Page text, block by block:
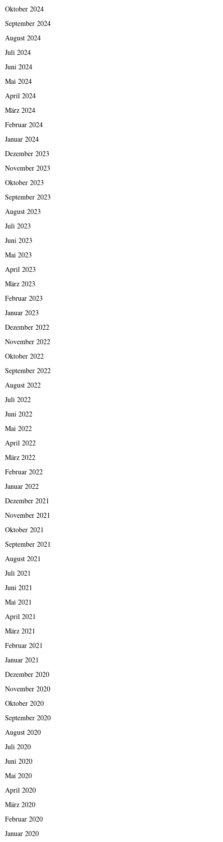
Oktober 2024
September 2024
August 2024
Juli 2024
Juni 2024
Mai 2024
April 2024
März 2024
Februar 2024
Januar 2024
Dezember 2023
November 2023
Oktober 2023
September 2023
August 2023
Juli 2023
Juni 2023
Mai 2023
April 2023
März 2023
Februar 2023
Januar 2023
Dezember 2022
November 2022
Oktober 2022
September 2022
August 2022
Juli 2022
Juni 2022
Mai 2022
April 2022
März 2022
Februar 2022
Januar 2022
Dezember 2021
November 2021
Oktober 2021
September 2021
August 2021
Juli 2021
Juni 2021
Mai 2021
April 2021
März 2021
Februar 2021
Januar 2021
Dezember 2020
November 2020
Oktober 2020
September 2020
August 2020
Juli 2020
Juni 2020
Mai 2020
April 2020
März 2020
Februar 2020
Januar 2020